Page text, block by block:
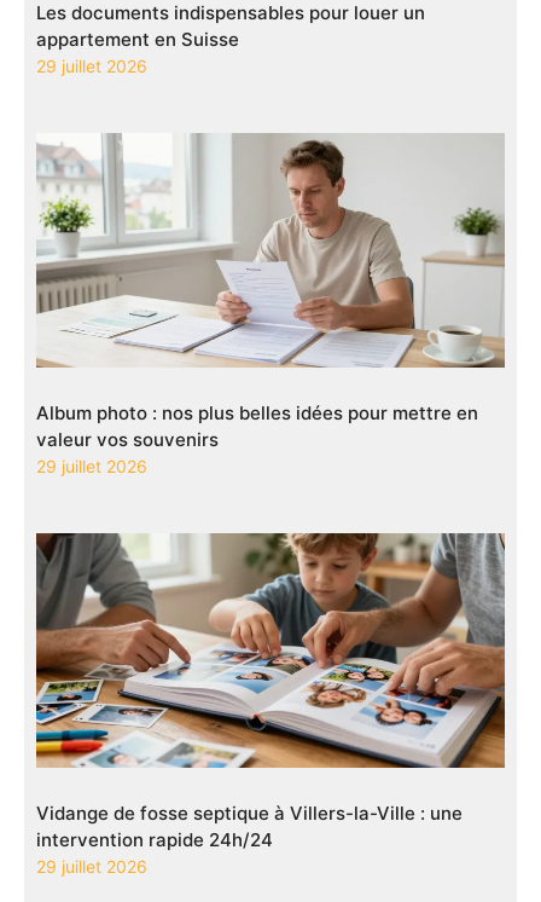
Les documents indispensables pour louer un
appartement en Suisse
29 juillet 2026
Album photo : nos plus belles idées pour mettre en
valeur vos souvenirs
29 juillet 2026
Vidange de fosse septique à Villers-la-Ville : une
intervention rapide 24h/24
29 juillet 2026